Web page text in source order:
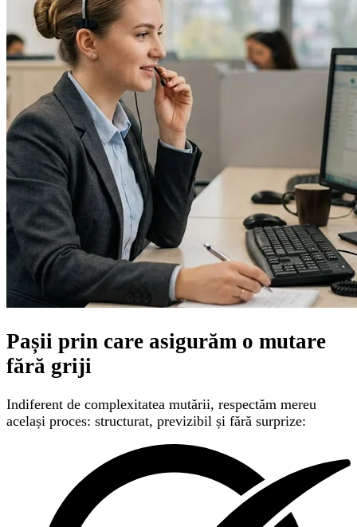
Pașii prin care asigurăm o mutare
fără griji
Indiferent de complexitatea mutării, respectăm mereu
același proces: structurat, previzibil și fără surprize: